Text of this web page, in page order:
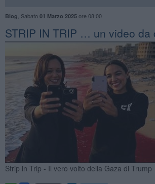
Blog Sabato 01 Marzo 2025ore 08:00
​STRIP IN TRIP … un video da
Strip in Trip - Il vero volto della Gaza di Trump